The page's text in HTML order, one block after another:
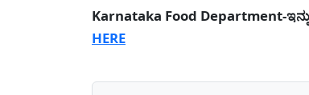
Karnataka Food Department-
HERE